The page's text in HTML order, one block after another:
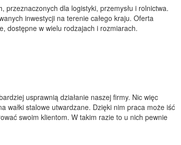
przeznaczonych dla logistyki, przemysłu i rolnictwa.
inwestycji na terenie całego kraju. Oferta
dostępne w wielu rodzajach i rozmiarach.
usprawnią działanie naszej firmy. Nic więc
wałki stalowe utwardzane. Dzięki nim praca może iść
swoim klientom. W takim razie to u nich pewnie